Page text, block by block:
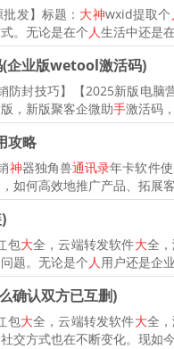
发】标题： 大神wxid提取个
。无论是在个人生活中还是
(企业版wetool激活码)
防封技巧】【2025新版电
，新版聚客企微助手激活码
攻略
神器独角兽通讯录年卡软件
如何高效地推广产品、拓展
包大全，云端转发软件大全
题。无论是个人用户还是企
确认双方已互删)
包大全，云端转发软件大全
交方式也在不断变化。现如今